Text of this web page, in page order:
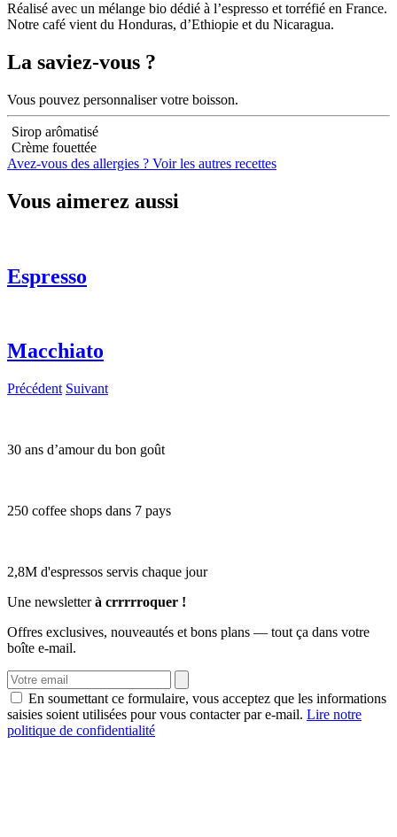
Réalisé avec un mélange bio dédié à l’espresso et torréfié en France.
Notre café vient du Honduras, d’Ethiopie et du Nicaragua.
La saviez-vous ?
Vous pouvez personnaliser votre boisson.
Sirop arômatisé
Crème fouettée
Avez-vous des allergies ? Voir les autres recettes
Vous aimerez aussi
Espresso
Macchiato
Précédent Suivant
30 ans d’amour du bon goût
250 coffee shops dans 7 pays
2,8M d'espressos servis chaque jour
Une newsletterà crrrrroquer !
Offres exclusives, nouveautés et bons plans — tout ça dans votre
boîte e-mail.
En soumettant ce formulaire, vous acceptez que les informations
saisies soient utilisées pour vous contacter par e-mail. Lire notre
politique de confidentialité